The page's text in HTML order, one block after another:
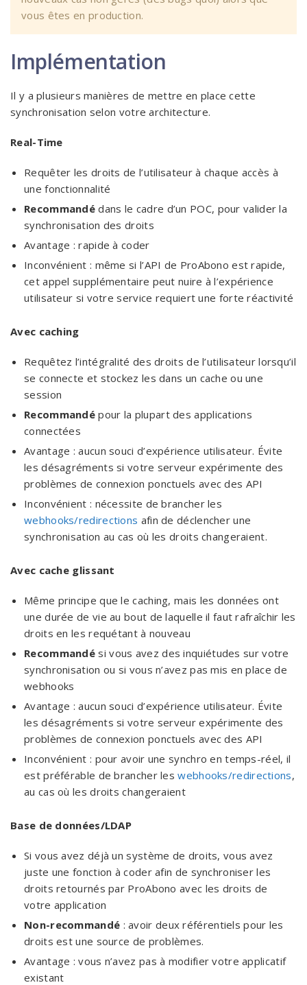
vous êtes en production.
Implémentation
Il y a plusieurs manières de mettre en place cette
synchronisation selon votre architecture.
Real-Time
Requêter les droits de l’utilisateur à chaque accès à
une fonctionnalité
Recommandé dans le cadre d’un POC, pour valider la
synchronisation des droits
Avantage : rapide à coder
Inconvénient : même si l’API de ProAbono est rapide,
cet appel supplémentaire peut nuire à l’expérience
utilisateur si votre service requiert une forte réactivité
Avec caching
Requêtez l’intégralité des droits de l’utilisateur lorsqu’il
se connecte et stockez les dans un cache ou une
session
Recommandé pour la plupart des applications
connectées
Avantage : aucun souci d’expérience utilisateur. Évite
les désagréments si votre serveur expérimente des
problèmes de connexion ponctuels avec des API
Inconvénient : nécessite de brancher les
webhooks/redirections afin de déclencher une
synchronisation au cas où les droits changeraient.
Avec cache glissant
Même principe que le caching, mais les données ont
une durée de vie au bout de laquelle il faut rafraîchir les
droits en les requétant à nouveau
Recommandé si vous avez des inquiétudes sur votre
synchronisation ou si vous n’avez pas mis en place de
webhooks
Avantage : aucun souci d’expérience utilisateur. Évite
les désagréments si votre serveur expérimente des
problèmes de connexion ponctuels avec des API
Inconvénient : pour avoir une synchro en temps-réel, il
est préférable de brancher leswebhooks/redirections,
au cas où les droits changeraient
Base de données/LDAP
Si vous avez déjà un système de droits, vous avez
juste une fonction à coder afin de synchroniser les
droits retournés par ProAbono avec les droits de
votre application
Non-recommandé : avoir deux référentiels pour les
droits est une source de problèmes.
Avantage : vous n’avez pas à modifier votre applicatif
existant